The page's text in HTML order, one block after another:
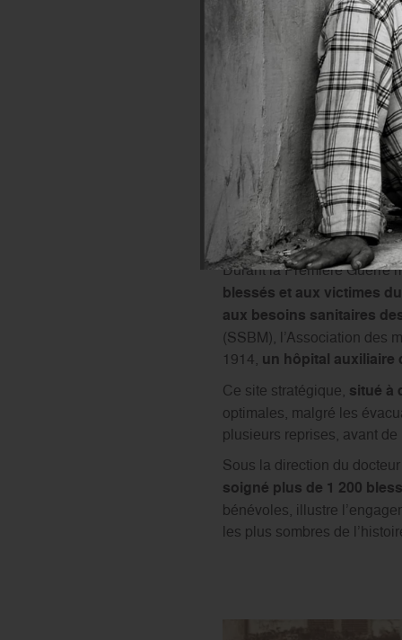
Le président de l'Ordre de Malte
Souverain de Malte Olivier de
L’Ordre de Malte
Au-delà de la solennité du
inconnu s’inscrit dans une
Durant la Première Guerre
blessés et aux victimes
aux besoins sanitaires
(SSBM), l’Association des
1914, un hôpital auxiliaire
Ce site stratégique, situé à
optimales, malgré les
plusieurs reprises, avant
Sous la direction du
soigné plus de 1 200
bénévoles, illustre
les plus sombres de